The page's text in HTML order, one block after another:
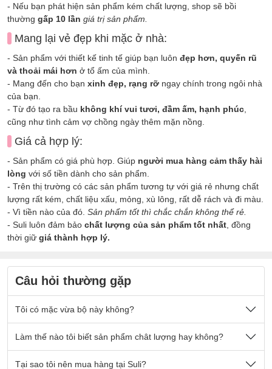
- Nếu bạn phát hiện sản phẩm kém chất lượng, shop sẽ bồi
thường gấp 10 lần giá trị sản phẩm.
Mang lại vẻ đẹp khi mặc ở nhà:
- Sản phẩm với thiết kế tinh tế giúp bạn luôn đẹp hơn, quyến rũ
và thoải mái hơn ở tổ ấm của mình.
- Mang đến cho bạn xinh đẹp, rạng rỡ ngay chính trong ngôi nhà
của bạn.
- Từ đó tạo ra bầu không khí vui tươi, đầm ấm, hạnh phúc
cũng như tình cảm vợ chồng ngày thêm mặn nồng.
Giá cả hợp lý:
- Sản phẩm có giá phù hợp. Giúp người mua hàng cảm thấy hài
lòng với số tiền dành cho sản phẩm.
- Trên thị trường có các sản phẩm tương tự với giá rẻ nhưng chất
lượng rất kém, chất liệu xấu, mỏng, xù lông, rất dễ rách và đi màu.
- Vì tiền nào của đó. Sản phẩm tốt thì chắc chắn không thể rẻ.
- Suli luôn đảm bảo chất lượng của sản phẩm tốt nhất , đồng
thời giữ giá thành hợp lý.
Câu hỏi thường gặp
Tôi có mặc vừa bộ này không?
Nếu quý khách có cân nặng nằm trong số kg ở mô tả sản
phẩm thì sẽ mặc vừa đẹp ạ.
Sản phẩm được thiết kế thoải mái phù hợp cho tất cả mọi
Làm thế nào tôi biết sản phẩm chât lượng hay không?
- Chất vải tại Suli luôn làchất vải loại 1 cao cấp
Tại sao tôi nên mua hàng tại Suli?